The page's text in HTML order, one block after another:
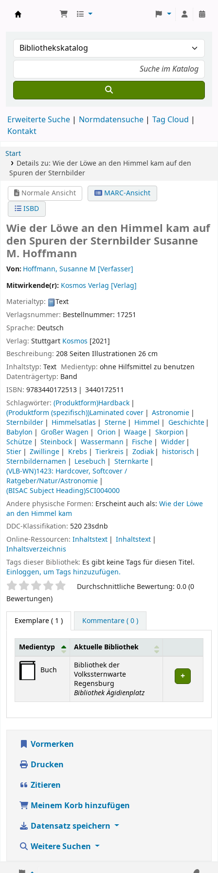
Erweiterte Suche Normdatensuche
Tag Cloud
Kontakt
Start
Details zu: Wie der Löwe an den Himmel kam auf den
Spuren der Sternbilder
Normale Ansicht
MARC-Ansicht
ISBD
Wie der Löwe an den Himmel kam auf
den Spuren der Sternbilder Susanne
M. Hoffmann
Von: Hoffmann, Susanne M [Verfasser]
Mitwirkende(r): Kosmos Verlag [Verlag]
Materialtyp:
Text
Verlagsnummer: Bestellnummer: 17251
Sprache: Deutsch
Verlag: Stuttgart Kosmos [2021]
Beschreibung: 208 Seiten Illustrationen 26 cm
Inhaltstyp: Text Medientyp:ohne Hilfsmittel zu benutzen
Datenträgertyp: Band
ISBN: 9783440172513
3440172511
Schlagwörter: (Produktform)Hardback
(Produktform (spezifisch))Laminated cover
Astronomie
Sternbilder
Himmelsatlas Sterne Himmel
Geschichte
Babylon
Großer Wagen Orion Waage
Skorpion
Schütze
Steinbock Wassermann Fische
Widder
Stier
Zwillinge Krebs Tierkreis Zodiak
historisch
Sternbildernamen
Lesebuch
Sternkarte
(VLB-WN)1423: Hardcover, Softcover /
Ratgeber/Natur/Astronomie
(BISAC Subject Heading)SCI004000
Andere physische Formen: Erscheint auch als: Wie der Löwe
an den Himmel kam
DDC-Klassifikation: 520 23sdnb
Online-Ressourcen: Inhaltstext
Inhaltstext
Inhaltsverzeichnis
Tags dieser Bibliothek: Es gibt keine Tags für diesen Titel.
Einloggen, um Tags hinzuzufügen.
SternchenbewertungDurchschnittliche Bewertung: 0.0 (0
Bewertungen)
Exemplare( 1 ) Kommentare ( 0 )
Exemplare
Medientyp Aktuelle Bibliothek
Buch
Bibliothek der
Volkssternwarte
Regensburg
Bibliothek Ägidienplatz
Vormerken
Drucken
Zitieren
Meinem Korb hinzufügen
Datensatz speichern
Weitere Suchen